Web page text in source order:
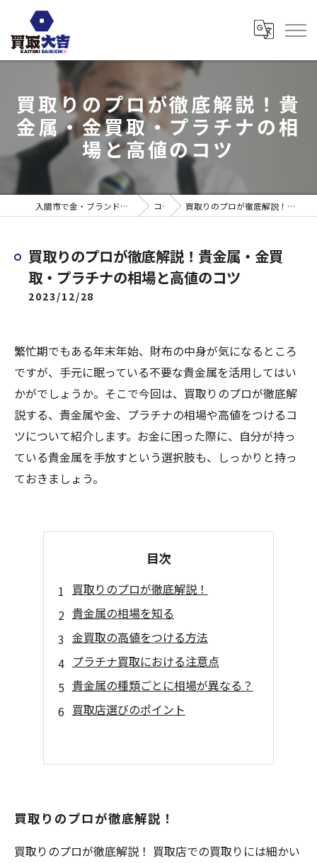
買取りのプロが徹底解説！貴
金属・金買取・プラチナの相
場と高値のコツ
入間市で金・ブランド売るなら買取大吉 ウエスタ武蔵藤沢店 コラム 買取りのプロが徹底解説！貴金属・金買取・プラチナの相場と高値のコツ
買取りのプロが徹底解説！貴金属・金買
取・プラチナの相場と高値のコツ
2023/12/28
繁忙期でもある年末年始、財布の中身が気になるところ
ですが、手元に眠っている不要な貴金属を活用してはい
かがでしょうか。そこで今回は、買取りのプロが徹底解
説する、貴金属や金、プラチナの相場や高値をつけるコ
ツについて紹介します。お金に困った際に、自分が持っ
ている貴金属を手放すという選択肢も、しっかりと持っ
ておきましょう。
目次
買取りのプロが徹底解説！
貴金属の相場を知る
金買取の高値をつける方法
プラチナ買取における注意点
貴金属の種類ごとに相場が異なる？
買取店選びのポイント
買取りのプロが徹底解説！
買取りのプロが徹底解説！ 買取店での買取りには細かい